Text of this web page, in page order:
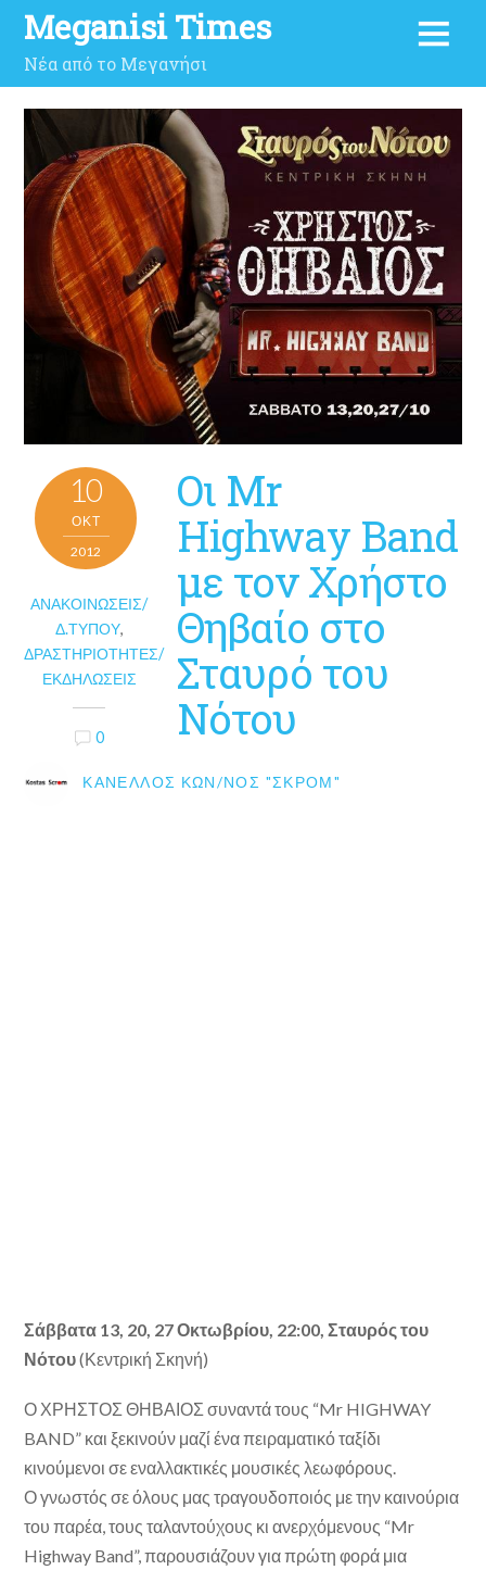
Meganisi Times
Νέα από το Μεγανήσι
10
ΟΚΤ
2012
ΑΝΑΚΟΙΝΏΣΕΙΣ/
Δ.ΤΎΠΟΥ,
ΔΡΑΣΤΗΡΙΌΤΗΤΕΣ/
ΕΚΔΗΛΏΣΕΙΣ
0
Οι Mr
Highway Band
με τον Χρήστο
Θηβαίο στο
Σταυρό του
Νότου
ΚΑΝΈΛΛΟΣ ΚΩΝ/ΝΟΣ "ΣΚΡΟΜ"
Σάββατα 13, 20, 27 Οκτωβρίου, 22:00, Σταυρός του
Νότου(Κεντρική Σκηνή)
Ο ΧΡΗΣΤΟΣ ΘΗΒΑΙΟΣ συναντά τους “Mr HIGHWAY
BAND” και ξεκινούν μαζί ένα πειραματικό ταξίδι
κινούμενοι σε εναλλακτικές μουσικές λεωφόρους.
Ο γνωστός σε όλους μας τραγουδοποιός με την καινούρια
του παρέα, τους ταλαντούχους κι ανερχόμενους “Mr
Highway Band”, παρουσιάζουν για πρώτη φορά μια